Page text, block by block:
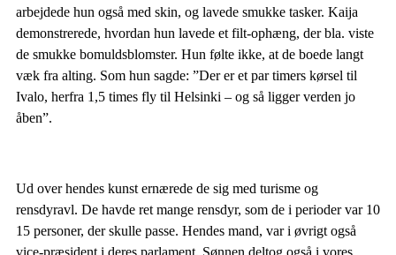
arbejdede hun også med skin, og lavede smukke tasker. Kaija
demonstrerede, hvordan hun lavede et filt-ophæng, der bla. viste
de smukke bomuldsblomster. Hun følte ikke, at de boede langt
væk fra alting. Som hun sagde: ”Der er et par timers kørsel til
Ivalo, herfra 1,5 times fly til Helsinki – og så ligger verden jo
åben”.
Ud over hendes kunst ernærede de sig med turisme og
rensdyravl. De havde ret mange rensdyr, som de i perioder var 10
15 personer, der skulle passe. Hendes mand, var i øvrigt også